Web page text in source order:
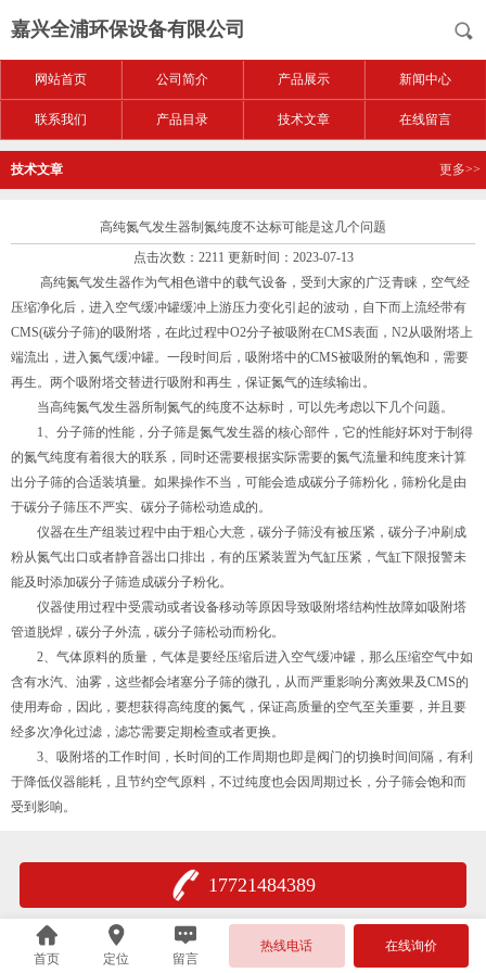
嘉兴全浦环保设备有限公司
网站首页 公司简介 产品展示 新闻中心
联系我们 产品目录 技术文章 在线留言
技术文章 更多>>
高纯氮气发生器制氮纯度不达标可能是这几个问题
点击次数：2211 更新时间：2023-07-13
高纯氮气发生器作为气相色谱中的载气设备，受到大家的广泛青睐，空气经
压缩净化后，进入空气缓冲罐缓冲上游压力变化引起的波动，自下而上流经带有
CMS(碳分子筛)的吸附塔，在此过程中O2分子被吸附在CMS表面，N2从吸附塔上
端流出，进入氮气缓冲罐。一段时间后，吸附塔中的CMS被吸附的氧饱和，需要
再生。两个吸附塔交替进行吸附和再生，保证氮气的连续输出。
当高纯氮气发生器所制氮气的纯度不达标时，可以先考虑以下几个问题。
1、分子筛的性能，分子筛是氮气发生器的核心部件，它的性能好坏对于制得
的氮气纯度有着很大的联系，同时还需要根据实际需要的氮气流量和纯度来计算
出分子筛的合适装填量。如果操作不当，可能会造成碳分子筛粉化，筛粉化是由
于碳分子筛压不严实、碳分子筛松动造成的。
仪器在生产组装过程中由于粗心大意，碳分子筛没有被压紧，碳分子冲刷成
粉从氮气出口或者静音器出口排出，有的压紧装置为气缸压紧，气缸下限报警未
能及时添加碳分子筛造成碳分子粉化。
仪器使用过程中受震动或者设备移动等原因导致吸附塔结构性故障如吸附塔
管道脱焊，碳分子外流，碳分子筛松动而粉化。
2、气体原料的质量，气体是要经压缩后进入空气缓冲罐，那么压缩空气中如
含有水汽、油雾，这些都会堵塞分子筛的微孔，从而严重影响分离效果及CMS的
使用寿命，因此，要想获得高纯度的氮气，保证高质量的空气至关重要，并且要
经多次净化过滤，滤芯需要定期检查或者更换。
3、吸附塔的工作时间，长时间的工作周期也即是阀门的切换时间间隔，有利
于降低仪器能耗，且节约空气原料，不过纯度也会因周期过长，分子筛会饱和而
受到影响。
17721484389
首页 定位 留言
热线电话 在线询价